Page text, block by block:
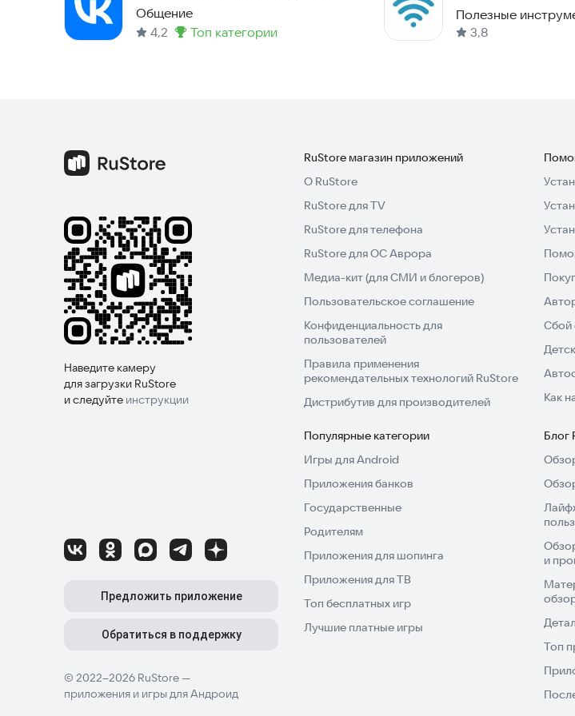
музыка
Общение
4,2
Метка :
топ категории
Полезные
3,8
Наведите камеру
для загрузки RuStore
и следуйте инструкции
© 2022–2026 RuStore —
приложения и игры для Андроид
Предложить приложение
Обратиться в поддержку
RuStore магазин приложений
О RuStore
RuStore для TV
RuStore для телефона
RuStore для ОС Аврора
Медиа-кит (для СМИ и блогеров)
Пользовательское соглашение
Конфиденциальность для
пользователей
Правила применения
рекомендательных технологий RuStore
Дистрибутив для производителей
Сбой
Как
Популярные категории
Игры для Android
Приложения банков
Государственные
Родителям
Приложения для шопинга
Приложения для ТВ
Топ бесплатных игр
Лучшие платные игры
Блог
и
Топ